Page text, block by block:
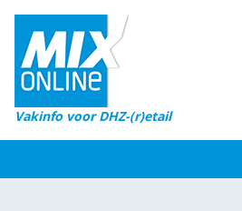
Vakinfo voor DHZ-(r)etail
Home
Magazines
DHZ Sessie